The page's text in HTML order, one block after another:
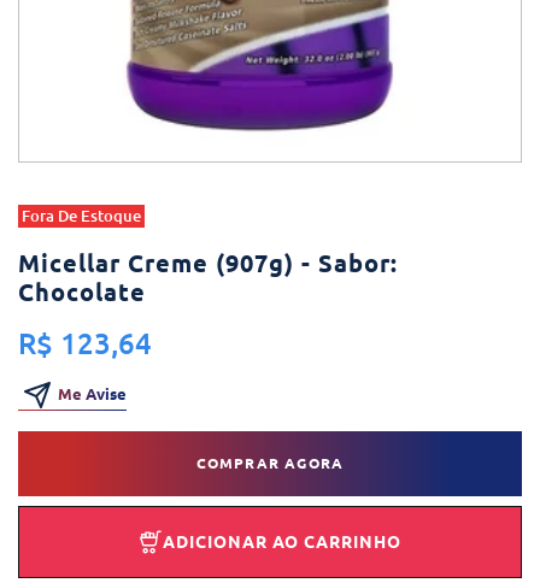
Fora De Estoque
Micellar Creme (907g) - Sabor:
Chocolate
R$ 123,64
Me Avise
COMPRAR AGORA
ADICIONAR AO CARRINHO